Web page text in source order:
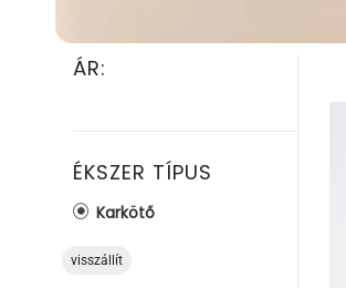
ÁR:
ÉKSZER TÍPUS
Karkötő
visszállít